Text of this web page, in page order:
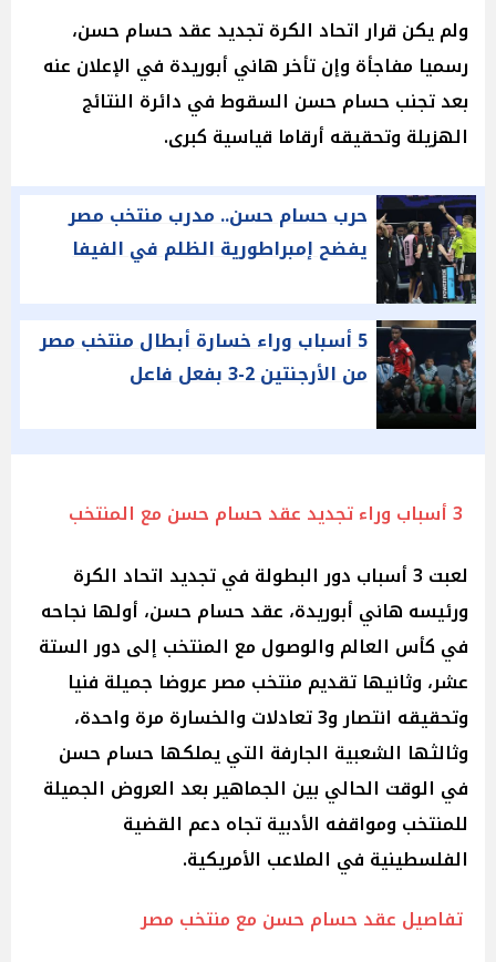
ولم يكن قرار اتحاد الكرة تجديد عقد حسام حسن،
رسميا مفاجأة وإن تأخر هاني أبوريدة في الإعلان عنه
بعد تجنب حسام حسن السقوط في دائرة النتائج
الهزيلة وتحقيقه أرقاما قياسية كبرى.
حرب حسام حسن.. مدرب منتخب مصر
يفضح إمبراطورية الظلم في الفيفا
5 أسباب وراء خسارة أبطال منتخب مصر
من الأرجنتين 2-3 بفعل فاعل
3 أسباب وراء تجديد عقد حسام حسن مع المنتخب
لعبت 3 أسباب دور البطولة في تجديد اتحاد الكرة
ورئيسه هاني أبوريدة، عقد حسام حسن، أولها نجاحه
في كأس العالم والوصول مع المنتخب إلى دور الستة
عشر، وثانيها تقديم منتخب مصر عروضا جميلة فنيا
وتحقيقه انتصار و3 تعادلات والخسارة مرة واحدة،
وثالثها الشعبية الجارفة التي يملكها حسام حسن
في الوقت الحالي بين الجماهير بعد العروض الجميلة
للمنتخب ومواقفه الأدبية تجاه دعم القضية
الفلسطينية في الملاعب الأمريكية.
تفاصيل عقد حسام حسن مع منتخب مصر